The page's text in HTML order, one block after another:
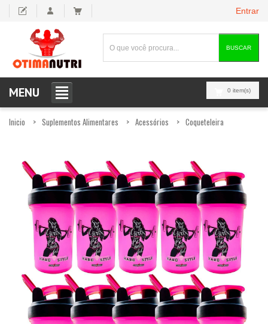
Entrar
BUSCAR
0 item(s)
MENU
Inicio Suplementos Alimentares Acessórios Coqueteleira